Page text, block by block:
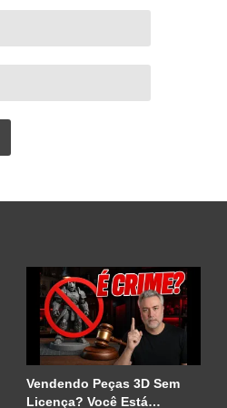
Vendendo Peças 3D Sem
Licença? Você Está